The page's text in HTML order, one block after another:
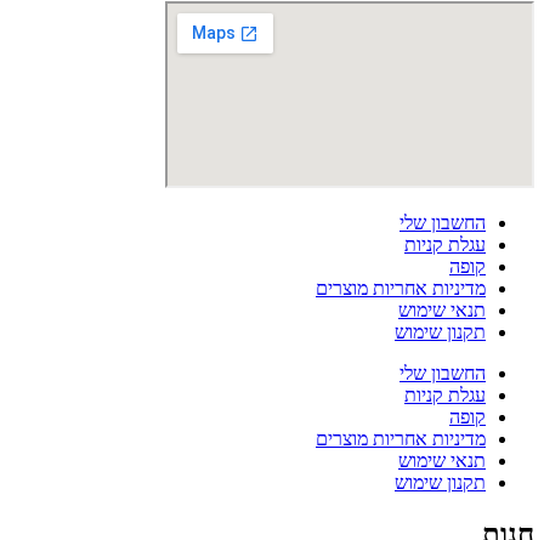
החשבון שלי
עגלת קניות
קופה
מדיניות אחריות מוצרים
תנאי שימוש
תקנון שימוש
החשבון שלי
עגלת קניות
קופה
מדיניות אחריות מוצרים
תנאי שימוש
תקנון שימוש